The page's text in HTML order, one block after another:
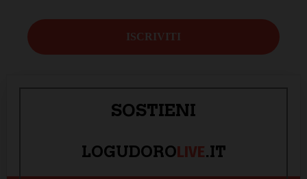
SOSTIENI
LOGUDOROLIVE.IT